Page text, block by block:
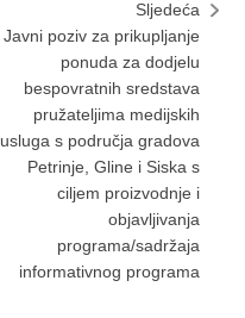
Sljedeća
Javni poziv za prikupljanje
ponuda za dodjelu
bespovratnih sredstava
pružateljima medijskih
usluga s područja gradova
Petrinje, Gline i Siska s
ciljem proizvodnje i
objavljivanja
programa/sadržaja
informativnog programa